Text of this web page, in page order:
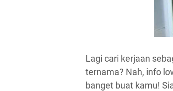
Lagi cari kerjaan
ternama? Nah, info
banget buat kamu!